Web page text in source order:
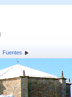
Fuentes